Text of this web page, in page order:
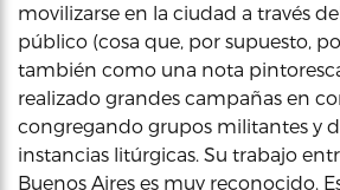
movilizarse en la ciudad a través
público (cosa que, por supuesto,
también como una nota
realizado grandes campañas en
congregando grupos militantes y
instancias litúrgicas. Su trabajo
Buenos Aires es muy reconocido.